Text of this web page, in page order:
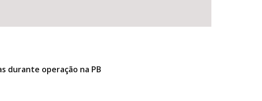
durante operação na PB